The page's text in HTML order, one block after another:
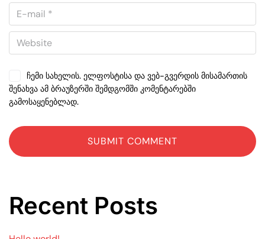
ჩემი სახელის. ელფოსტისა და ვებ-გვერდის მისამართის
შენახვა ამ ბრაუზერში შემდგომში კომენტარებში
გამოსაყენებლად.
Recent Posts